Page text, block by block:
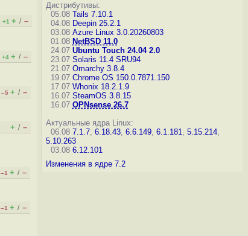
+1 + / –
+4 + / –
–5 + / –
+ / –
–1 + / –
–1 + / –
Дистрибутивы:
05.08 Tails 7.10.1
04.08 Deepin 25.2.1
03.08 Azure Linux 3.0.20260803
01.08 NetBSD 11.0
24.07 Ubuntu Touch 24.04 2.0
23.07 Solaris 11.4 SRU94
21.07 Omarchy 3.8.4
19.07 Chrome OS 150.0.7871.150
17.07 Whonix 18.2.1.9
16.07 SteamOS 3.8.15
16.07 OPNsense 26.7
Актуальные ядра Linux:
06.08 7.1.7, 6.18.43, 6.6.149, 6.1.181, 5.15.214,
5.10.263
03.08 6.12.101
Изменения в ядре 7.2